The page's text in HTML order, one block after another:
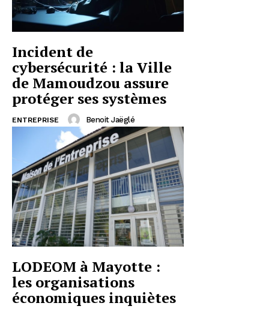
Incident de
cybersécurité : la Ville
de Mamoudzou assure
protéger ses systèmes
ENTREPRISE Benoit Jaëglé
LODEOM à Mayotte :
les organisations
économiques inquiètes